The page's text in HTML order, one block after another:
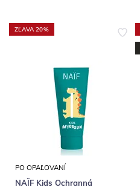
ZĽAVA 20%
PO OPAĽOVANÍ
NAÏF Kids Ochranná